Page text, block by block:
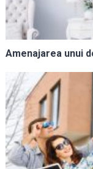
Amenajarea unui